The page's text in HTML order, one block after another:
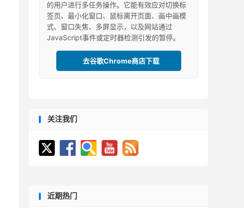
的用户进行多任务操作。它能有效应对切换标
签页、最小化窗口、鼠标离开页面、画中画模
式、窗口失焦、多屏显示，以及网站通过
JavaScript事件或定时器检测引发的暂停。
去谷歌Chrome商店下载
关注我们
近期热门